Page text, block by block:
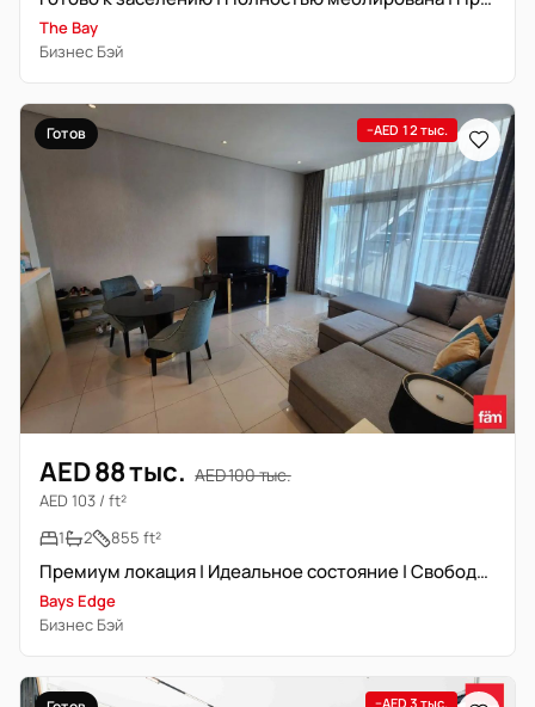
The Bay
Бизнес Бэй
Готов −AED 12 тыс.
AED 88 тыс. AED 100 тыс.
AED 103 / ft²
1
2 855 ft²
Премиум локация | Идеальное состояние | Свободна сейчас
Bays Edge
Бизнес Бэй
−AED 3 тыс.